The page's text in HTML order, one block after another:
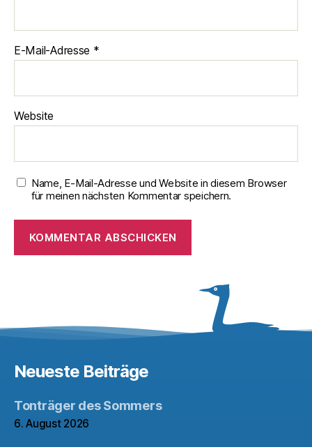
E-Mail-Adresse *
Website
Name, E-Mail-Adresse und Website in diesem Browser
für meinen nächsten Kommentar speichern.
Neueste Beiträge
Tonträger des Sommers
6. August 2026